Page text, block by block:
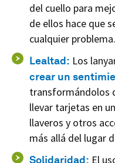
del cuello para
de ellos hace que
cualquier problema.
Lealtad: Los
crear un
transformándolos
llevar tarjetas en
llaveros y otros
más allá del lugar
Solidaridad: El